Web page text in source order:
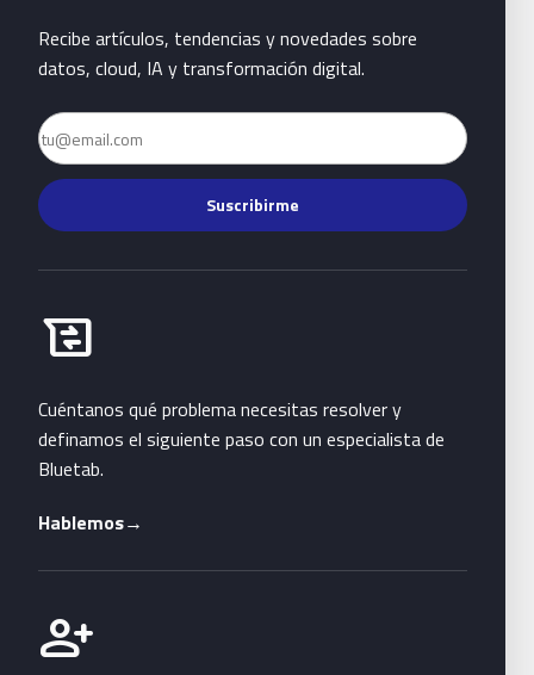
Recibe artículos, tendencias y novedades sobre
datos, cloud, IA y transformación digital.
Email
Suscribirme
business_messages
Habla con Bluetab
Cuéntanos qué problema necesitas resolver y
definamos el siguiente paso con un especialista de
Bluetab.
Hablemos→
person_add
Únete a Bluetab